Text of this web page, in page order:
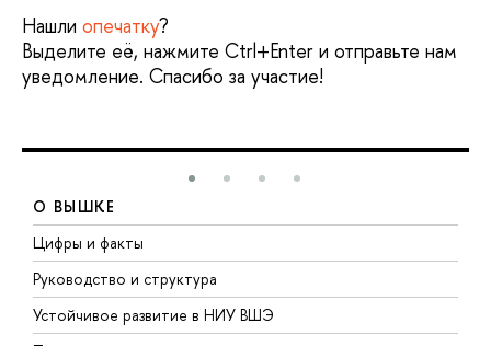
Нашли опечатку?
Выделите её, нажмите Ctrl+Enter и отправьте нам
уведомление. Спасибо за участие!
О ВЫШКЕ
Цифры и факты
Руководство и структура
Устойчивое развитие в НИУ ВШЭ